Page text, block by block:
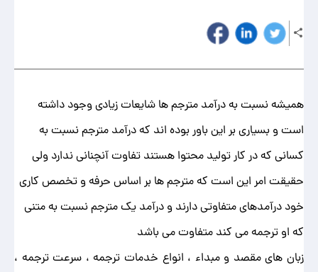
همیشه نسبت به درآمد مترجم ها شایعات زیادی وجود داشته
است و بسیاری بر این باور بوده اند که درآمد مترجم نسبت به
کسانی که در کار تولید محتوا هستند تفاوت آنچنانی ندارد ولی
حقیقت امر این است که مترجم ها بر اساس حرفه و تخصص کاری
خود درآمدهای متفاوتی دارند و درآمد یک مترجم نسبت به متنی
که او ترجمه می کند متفاوت می باشد
زبان های مقصد و مبداء ، انواع خدمات ترجمه ، سرعت ترجمه ،